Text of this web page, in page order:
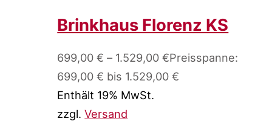
Brinkhaus Florenz KS
699,00€ – 1.529,00€Preisspanne:
699,00 € bis 1.529,00 €
Enthält 19% MwSt.
zzgl.Versand